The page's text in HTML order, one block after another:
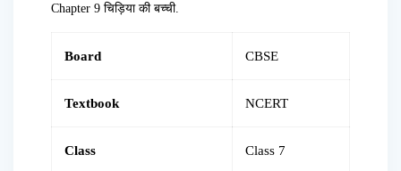
Chapter 9 चिड़िया की बच्ची.
Board CBSE
Textbook NCERT
Class Class 7